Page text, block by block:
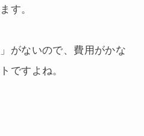
す。
がないので、費用がかな
ですよね。